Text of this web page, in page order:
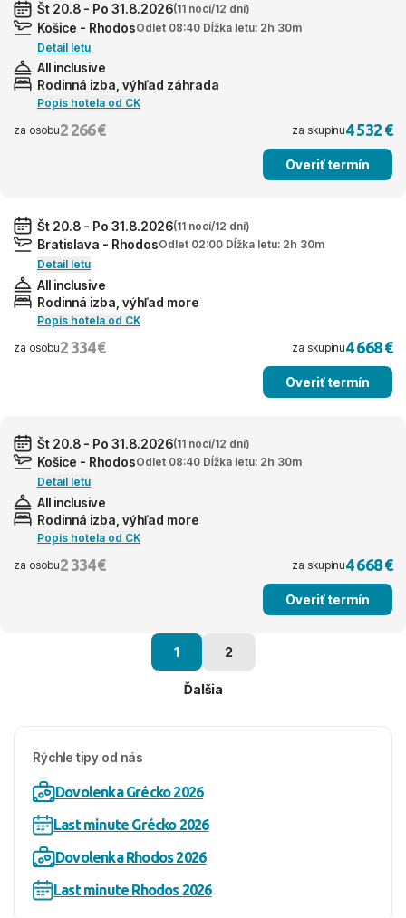
Št 20.8 - Po 31.8.2026(11 nocí/12 dní)
Košice - RhodosOdlet 08:40 Dĺžka letu: 2h 30m
Detail letu
All inclusive
Rodinná izba, výhľad záhrada
Popis hotela od CK
za osobu2 266 € za skupinu4 532 €
Overiť termín
Št 20.8 - Po 31.8.2026(11 nocí/12 dní)
Bratislava - RhodosOdlet 02:00 Dĺžka letu: 2h 30m
Detail letu
All inclusive
Rodinná izba, výhľad more
Popis hotela od CK
za osobu2 334 € za skupinu4 668 €
Overiť termín
Št 20.8 - Po 31.8.2026(11 nocí/12 dní)
Košice - RhodosOdlet 08:40 Dĺžka letu: 2h 30m
Detail letu
All inclusive
Rodinná izba, výhľad more
Popis hotela od CK
za osobu2 334 € za skupinu4 668 €
Overiť termín
1 2
Ďalšia
Rýchle tipy od nás
Dovolenka Grécko 2026
Last minute Grécko 2026
Dovolenka Rhodos 2026
Last minute Rhodos 2026